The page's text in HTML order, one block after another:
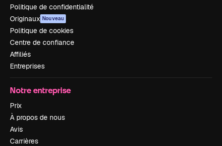
Politique de confidentialité
Originaux Nouveau
Politique de cookies
Centre de confiance
Affiliés
Entreprises
Notre entreprise
Prix
À propos de nous
Avis
Carrières